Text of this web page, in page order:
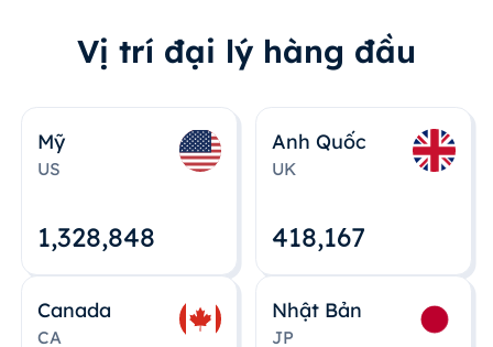
Vị trí đại lý hàng đầu
Mỹ
US
1,328,848
Anh Quốc
UK
418,167
Canada
CA
Nhật Bản
JP